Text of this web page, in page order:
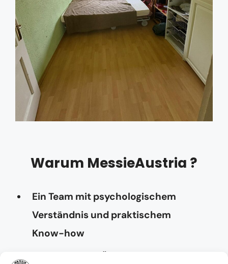
Warum MessieAustria ?
Ein Team mit psychologischem
Verständnis und praktischem
Know-how